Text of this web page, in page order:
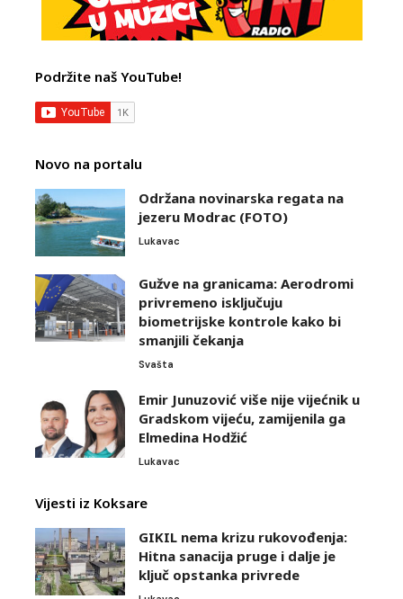
Podržite naš YouTube!
Novo na portalu
Održana novinarska regata na
jezeru Modrac (FOTO)
Lukavac
Gužve na granicama: Aerodromi
privremeno isključuju
biometrijske kontrole kako bi
smanjili čekanja
Svašta
Emir Junuzović više nije vijećnik u
Gradskom vijeću, zamijenila ga
Elmedina Hodžić
Lukavac
Vijesti iz Koksare
GIKIL nema krizu rukovođenja:
Hitna sanacija pruge i dalje je
ključ opstanka privrede